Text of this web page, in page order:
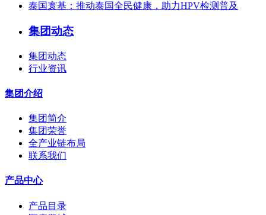
泰国寰基：推动泰国全民健康，助力HPV检测普及
集团动态
集团动态
行业资讯
集团介绍
集团简介
集团荣誉
全产业链布局
联系我们
产品中心
产品目录